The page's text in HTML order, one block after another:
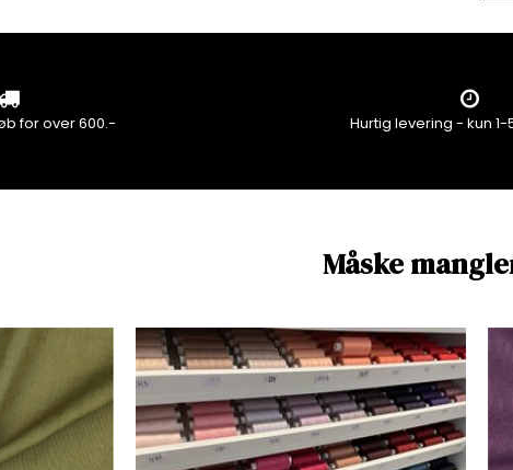
for over 600.- Hurtig levering - kun
Måske